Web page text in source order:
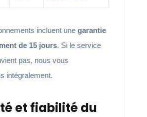
incluent une garantie
de 15 jours. Si le service
pas, nous vous
intégralement.
et fiabilité du